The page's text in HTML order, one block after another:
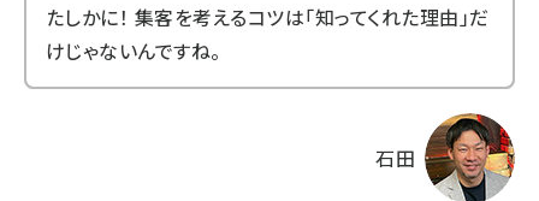
たしかに！ 集客を考えるコツは「知ってくれた理由」だ
けじゃないんですね。
石田